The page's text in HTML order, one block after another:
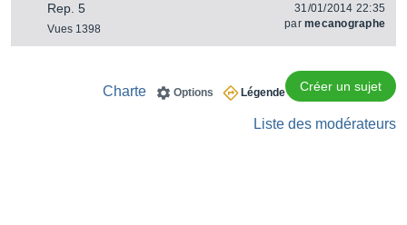
Rep. 5
Vues 1398
31/01/2014 22:35
parmecanographe
Créer un sujet
Légende
Options
Charte
Liste des modérateurs